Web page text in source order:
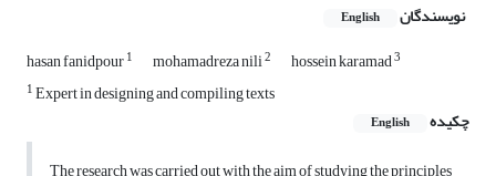
نویسندگان English
hasan fanidpour1 mohamadreza nili2 hossein karamad3
1Expert in designing and compiling texts
چکیده
English